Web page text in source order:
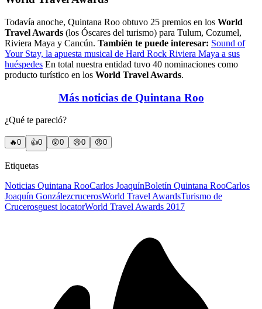
Todavía anoche, Quintana Roo obtuvo 25 premios en los World
Travel Awards (los Óscares del turismo) para Tulum, Cozumel,
Riviera Maya y Cancún. También te puede interesar: Sound of
Your Stay, la apuesta musical de Hard Rock Riviera Maya a sus
huéspedes En total nuestra entidad tuvo 40 nominaciones como
producto turístico en los World Travel Awards.
Más noticias de Quintana Roo
¿Qué te pareció?
🔥0 👍0 😲0 😢0 😠0
Etiquetas
Noticias Quintana RooCarlos JoaquínBoletín Quintana RooCarlos
Joaquín GonzálezcrucerosWorld Travel AwardsTurismo de
Crucerosguest locatorWorld Travel Awards 2017